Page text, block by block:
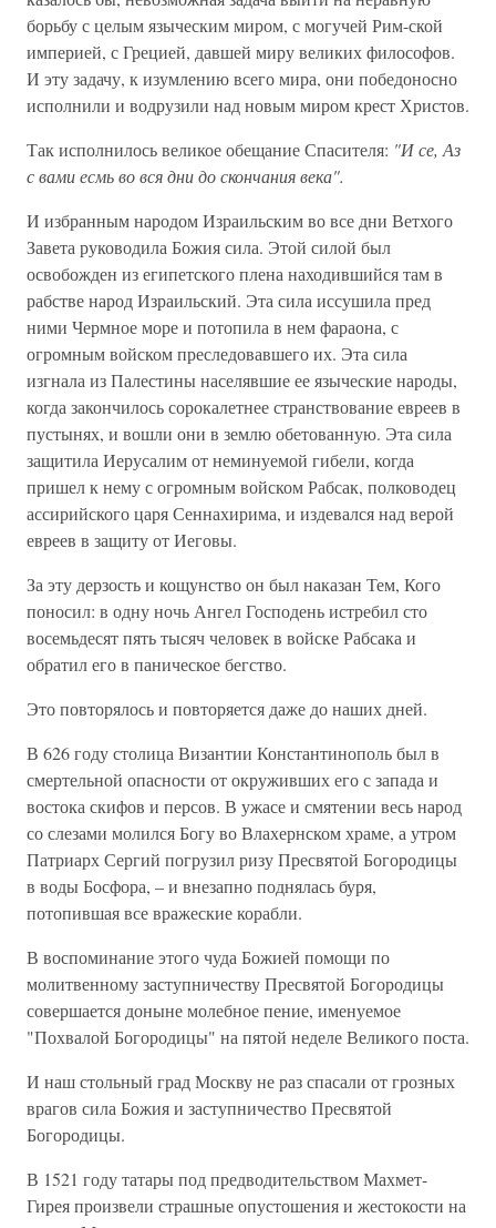
борьбу с целым языческим миром, с могучей Рим-ской
империей, с Грецией, давшей миру великих философов.
И эту задачу, к изумлению всего мира, они победоносно
исполнили и водрузили над новым миром крест Христов.
Так исполнилось великое обещание Спасителя: "И се, Аз
с вами есмь во вся дни до скончания века".
И избранным народом Израильским во все дни Ветхого
Завета руководила Божия сила. Этой силой был
освобожден из египетского плена находившийся там в
рабстве народ Израильский. Эта сила иссушила пред
ними Чермное море и потопила в нем фараона, с
огромным войском преследовавшего их. Эта сила
изгнала из Палестины населявшие ее языческие народы,
когда закончилось сорокалетнее странствование евреев в
пустынях, и вошли они в землю обетованную. Эта сила
защитила Иерусалим от неминуемой гибели, когда
пришел к нему с огромным войском Рабсак, полководец
ассирийского царя Сеннахирима, и издевался над верой
евреев в защиту от Иеговы.
За эту дерзость и кощунство он был наказан Тем, Кого
поносил: в одну ночь Ангел Господень истребил сто
восемьдесят пять тысяч человек в войске Рабсака и
обратил его в паническое бегство.
Это повторялось и повторяется даже до наших дней.
В 626 году столица Византии Константинополь был в
смертельной опасности от окруживших его с запада и
востока скифов и персов. В ужасе и смятении весь народ
со слезами молился Богу во Влахернском храме, а утром
Патриарх Сергий погрузил ризу Пресвятой Богородицы
в воды Босфора, – и внезапно поднялась буря,
потопившая все вражеские корабли.
В воспоминание этого чуда Божией помощи по
молитвенному заступничеству Пресвятой Богородицы
совершается доныне молебное пение, именуемое
"Похвалой Богородицы" на пятой неделе Великого поста.
И наш стольный град Москву не раз спасали от грозных
врагов сила Божия и заступничество Пресвятой
Богородицы.
В 1521 году татары под предводительством Махмет-
Гирея произвели страшные опустошения и жестокости на